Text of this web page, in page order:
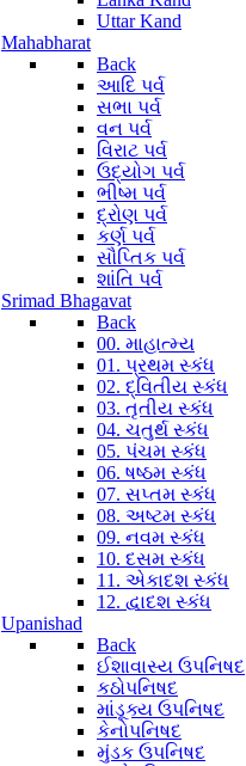
Uttar Kand
Mahabharat
Back
આદિ પર્વ
સભા પર્વ
વન પર્વ
વિરાટ પર્વ
ઉદ્યોગ પર્વ
ભીષ્મ પર્વ
દ્રોણ પર્વ
કર્ણ પર્વ
સૌપ્તિક પર્વ
શાંતિ પર્વ
Srimad Bhagavat
Back
00. માહાત્મ્ય
01. પ્રથમ સ્કંધ
02. દ્વિતીય સ્કંધ
03. તૃતીય સ્કંધ
04. ચતુર્થ સ્કંધ
05. પંચમ સ્કંધ
06. ષષ્ઠમ સ્કંધ
07. સપ્તમ સ્કંધ
08. અષ્ટમ સ્કંધ
09. નવમ સ્કંધ
10. દસમ સ્કંધ
11. એકાદશ સ્કંધ
12. દ્વાદશ સ્કંધ
Upanishad
Back
ઈશાવાસ્ય ઉપનિષદ
કઠોપનિષદ
માંડૂક્ય ઉપનિષદ
કેનોપનિષદ
મુંડક ઉપનિષદ